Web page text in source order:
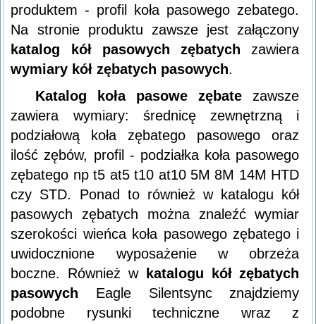
produktem - profil koła pasowego zebatego.
Na stronie produktu zawsze jest załączony
katalog kół pasowych zębatych zawiera
wymiary kół zębatych pasowych.
Katalog koła pasowe zębate zawsze
zawiera wymiary: średnicę zewnętrzną i
podziałową koła zębatego pasowego oraz
ilość zębów, profil - podziałka koła pasowego
zębatego np t5 at5 t10 at10 5M 8M 14M HTD
czy STD. Ponad to również w katalogu kół
pasowych zębatych można znaleźć wymiar
szerokości wieńca koła pasowego zębatego i
uwidocznione wyposażenie w obrzeża
boczne. Również w
katalogu kół zębatych
pasowych Eagle Silentsync znajdziemy
podobne rysunki techniczne wraz z